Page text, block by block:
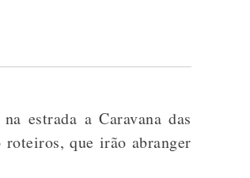
estrada a Caravana das
que irão abranger